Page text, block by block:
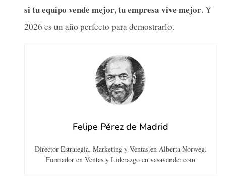
si tu equipo vende mejor, tu empresa vive mejor. Y
2026 es un año perfecto para demostrarlo.
Felipe Pérez de Madrid
Director Estrategia, Marketing y Ventas en Alberta Norweg.
Formador en Ventas y Liderazgo en vasavender.com